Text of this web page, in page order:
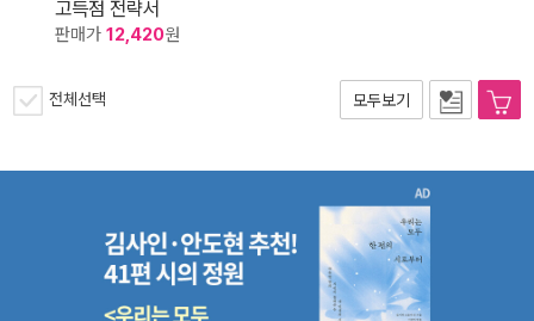
고득점 전략서
판매가 12,420원
전체선택 모두보기